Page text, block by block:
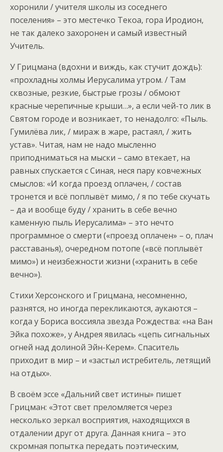
хоронили / учителя школы из соседнего
поселения» – это местечко Текоа, гора Иродион,
не так далеко захоронен и самый известный
Учитель.
У Грицмана (вдохни и виждь, как стучит дождь):
«прохладны холмы Иерусалима утром. / Там
сквозные, резкие, быстрые грозы / обмоют
красные черепичные крыши…», а если чей-то лик в
Святом городе и возникает, то ненадолго: «Пыль.
Гумилёва лик, / мираж в жаре, растаял, / жить
устав». Читая, нам не надо мысленно
приподниматься на мыски – само втекает, на
равных спускается с Синая, неся пару ковчежных
смыслов: «И когда проезд оплачен, / состав
тронется и всё поплывёт мимо, / я по тебе скучать
– да и вообще буду / хранить в себе вечно
каменную пыль Иерусалима» – это нечто
программное о смерти («проезд оплачен» – о, плач
расставанья), очередном потопе («всё поплывёт
мимо») и неизбежности жизни («хранить в себе
вечно»).
Стихи Херсонского и Грицмана, несомненно,
разнятся, но иногда перекликаются, аукаются –
когда у Бориса воссияла звезда Рождества: «на Ван
Эйка похоже», у Андрея явилась «цепь сигнальных
огней над долиной Эйн-Керем». Спаситель
приходит в мир – и «застыл истребитель, летящий
на отдых».
В своём эссе «Дальний свет истины» пишет
Грицман: «Этот свет преломляется через
несколько зеркал восприятия, находящихся в
отдалении друг от друга. Данная книга – это
скромная попытка передать поэтическим,